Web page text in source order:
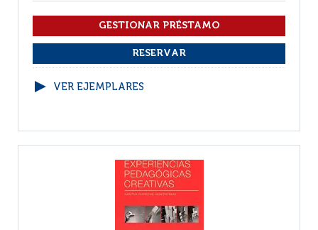
VER EJEMPLARES